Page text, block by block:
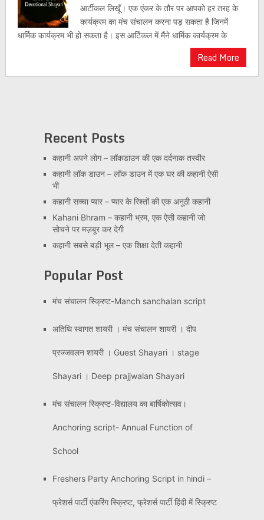
आर्टीकल लिखूँ। एक एंकर के तौर पर आपको हर तरह के
कार्यक्रम का मंच संचालन करना पड़ सकता है जिनमें
धार्मिक कार्यक्रम भी हो सकता है। इस आर्टिकल में मैंने धार्मिक कार्यक्रम के
Read More
Recent Posts
कहानी अपने लोग – लॉकडाउन की एक दर्दनाक तस्वीर
कहानी लॉक डाउन – लॉक डाउन में एक घर की कहानी ऐसी
भी
कहानी सच्चा प्यार – प्यार के रिश्तों की एक अनूठी कहानी
Kahani Bhram – कहानी भ्रम, एक ऐसी कहानी जो
सोचने पर मज़बूर कर देगी
कहानी सबसे बड़ी भूल – एक शिक्षा देती कहानी
Popular Post
मंच संचालन स्क्रिप्ट-Manch sanchalan script
अतिथि स्वागत शायरी । मंच संचालन शायरी । दीप
प्रज्जवलन शायरी । Guest Shayari । stage
Shayari । Deep prajjwalan Shayari
मंच संचालन स्क्रिप्ट-विद्यालय का बार्षिकोत्सव।
Anchoring script- Annual Function of
School
Freshers Party Anchoring Script in hindi –
फ्रेशर्स पार्टी एंकरिंग स्क्रिप्ट, फ्रेशर्स पार्टी हिंदी में स्क्रिप्ट